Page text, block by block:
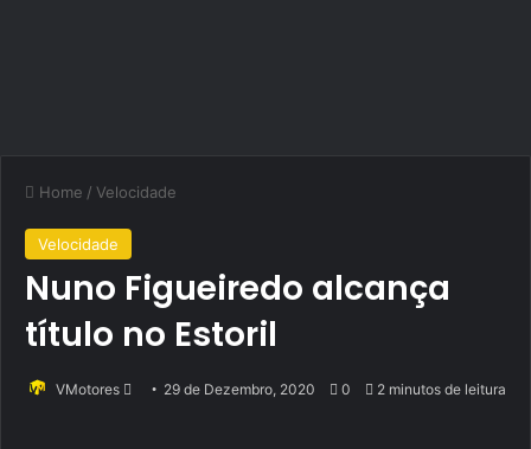
Home / Velocidade
Velocidade
Nuno Figueiredo alcança
título no Estoril
VMotores
Send 29 de Dezembro, 2020 0 2 minutos de leitura